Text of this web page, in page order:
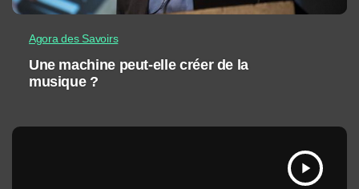
Agora des Savoirs
Une machine peut-elle créer de la
musique ?
play_arrow